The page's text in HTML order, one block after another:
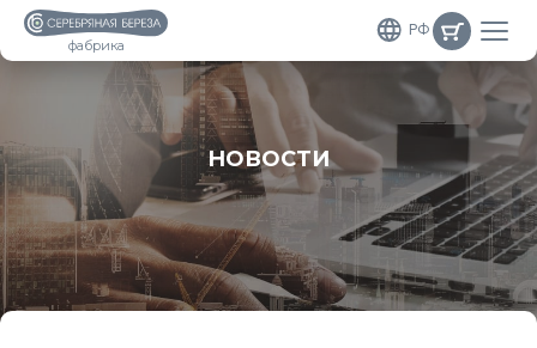
фабрика
РФ
НОВОСТИ